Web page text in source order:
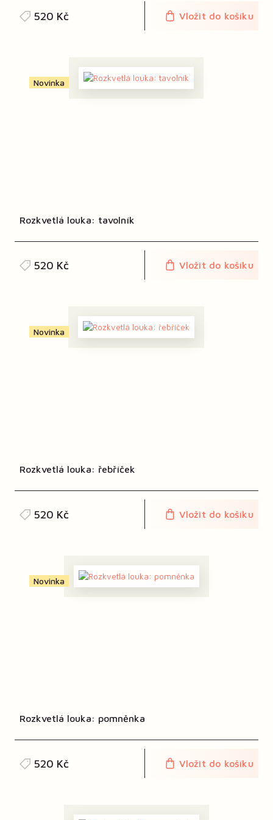
520 Kč Vložit do košíku
Novinka
Rozkvetlá louka: tavolník
520 Kč Vložit do košíku
Novinka
Rozkvetlá louka: řebříček
520 Kč Vložit do košíku
Novinka
Rozkvetlá louka: pomněnka
520 Kč Vložit do košíku